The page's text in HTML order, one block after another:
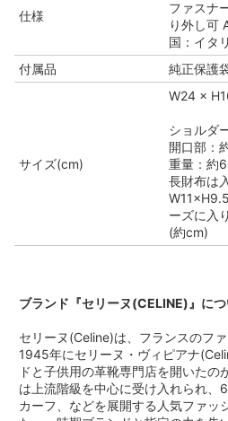
仕様
ファスナ
り外し可
国：イタ
付属品
純正保護
サイズ(cm)
W24 ×
ショルダ
開口部：
重量：約
長財布は
ーズに入
(約cm)
ブランド『セリーヌ(CELINE)』につ
セリーヌ(Celine)は、フランスのファ
1945年にセリーヌ・ヴィピアナ
ドと子供用の革靴専門店を開いたの
は上流階級を中心に受け入れられ、
カーフ、などを展開する人気ファッ